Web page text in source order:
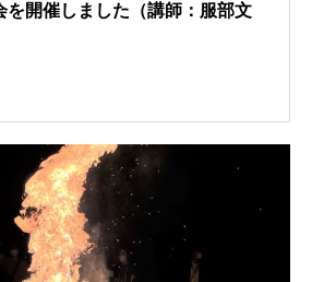
を開催しました（講師：服部文